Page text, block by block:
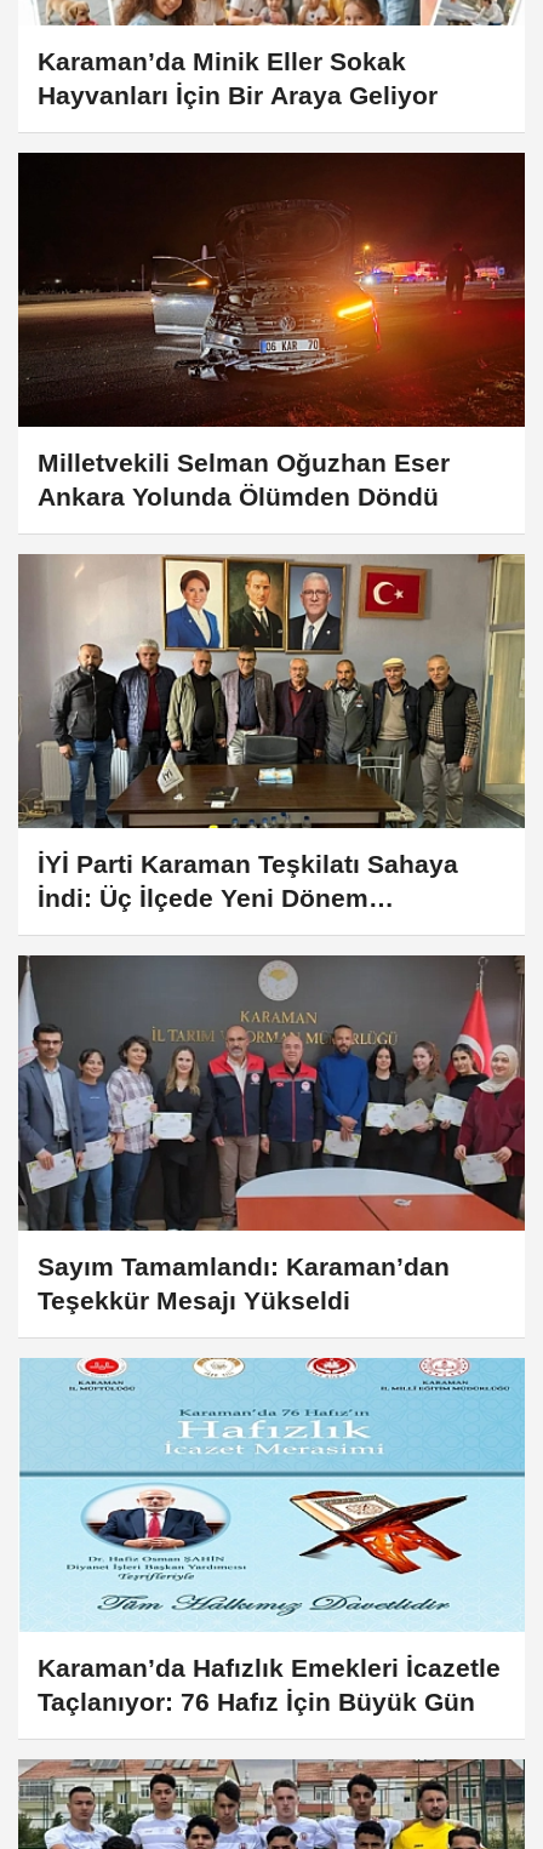
Karaman’da Minik Eller Sokak
Hayvanları İçin Bir Araya Geliyor
Milletvekili Selman Oğuzhan Eser
Ankara Yolunda Ölümden Döndü
İYİ Parti Karaman Teşkilatı Sahaya
İndi: Üç İlçede Yeni Dönem
Çalışmaları Değerlendirildi
Sayım Tamamlandı: Karaman’dan
Teşekkür Mesajı Yükseldi
Karaman’da Hafızlık Emekleri İcazetle
Taçlanıyor: 76 Hafız İçin Büyük Gün